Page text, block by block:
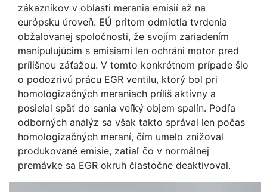
zákazníkov v oblasti merania emisií až na
európsku úroveň. EÚ pritom odmietla tvrdenia
obžalovanej spoločnosti, že svojím zariadením
manipulujúcim s emisiami len ochráni motor pred
prílišnou záťažou. V tomto konkrétnom prípade šlo
o podozrivú prácu EGR ventilu, ktorý bol pri
homologizačných meraniach príliš aktívny a
posielal späť do sania veľký objem spalín. Podľa
odborných analýz sa však takto správal len počas
homologizačných meraní, čím umelo znižoval
produkované emisie, zatiaľ čo v normálnej
premávke sa EGR okruh čiastočne deaktivoval.